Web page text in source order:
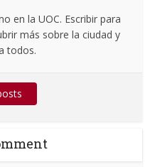
en la UOC. Escribir para
más sobre la ciudad y
todos.